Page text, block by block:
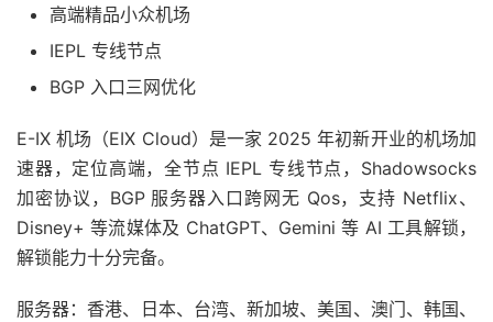
高端精品小众机场
IEPL 专线节点
BGP 入口三网优化
E-IX 机场（EIX Cloud）是一家 2025 年初新开业的机场加
速器，定位高端，全节点 IEPL 专线节点，Shadowsocks
加密协议，BGP 服务器入口跨网无 Qos，支持 Netflix、
Disney+ 等流媒体及 ChatGPT、Gemini 等 AI 工具解锁，
解锁能力十分完备。
服务器：香港、日本、台湾、新加坡、美国、澳门、韩国、